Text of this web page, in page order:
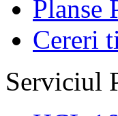
Planse
Cereri
Serviciul